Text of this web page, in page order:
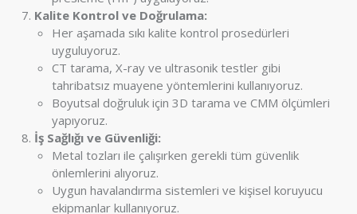
Kalite Kontrol ve Doğrulama:
Her aşamada sıkı kalite kontrol prosedürleri
uyguluyoruz.
CT tarama, X-ray ve ultrasonik testler gibi
tahribatsız muayene yöntemlerini kullanıyoruz.
Boyutsal doğruluk için 3D tarama ve CMM ölçümleri
yapıyoruz.
İş Sağlığı ve Güvenliği:
Metal tozları ile çalışırken gerekli tüm güvenlik
önlemlerini alıyoruz.
Uygun havalandırma sistemleri ve kişisel koruyucu
ekipmanlar kullanıyoruz.